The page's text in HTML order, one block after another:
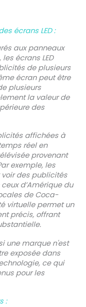
écrans LED :
aux panneaux
écrans LED
de plusieurs
écran peut être
plusieurs
la valeur de
des
affichées à
réel en
provenant
exemple, les
des publicités
d’Amérique du
de Coca-
virtuelle permet un
précis, offrant
une marque n'est
exposée dans
ce qui
pour les
: